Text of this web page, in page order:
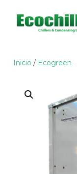
Inicio / Ecogreen